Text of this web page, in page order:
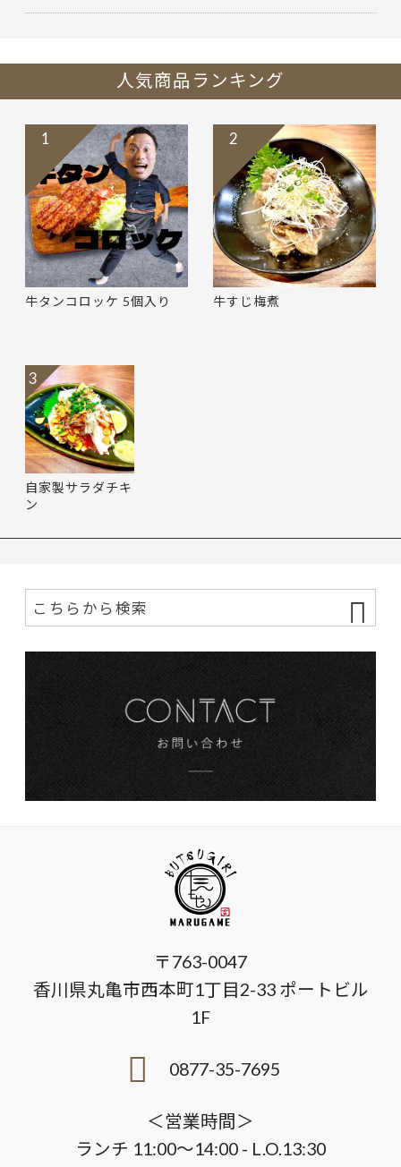
人気商品ランキング
牛タンコロッケ 5個入り
1
牛すじ梅煮
2
自家製サラダチキ
ン
3
〒763-0047
香川県丸亀市西本町1丁目2-33 ポートビル
1F
0877-35-7695
＜営業時間＞
ランチ 11:00～14:00 - L.O.13:30